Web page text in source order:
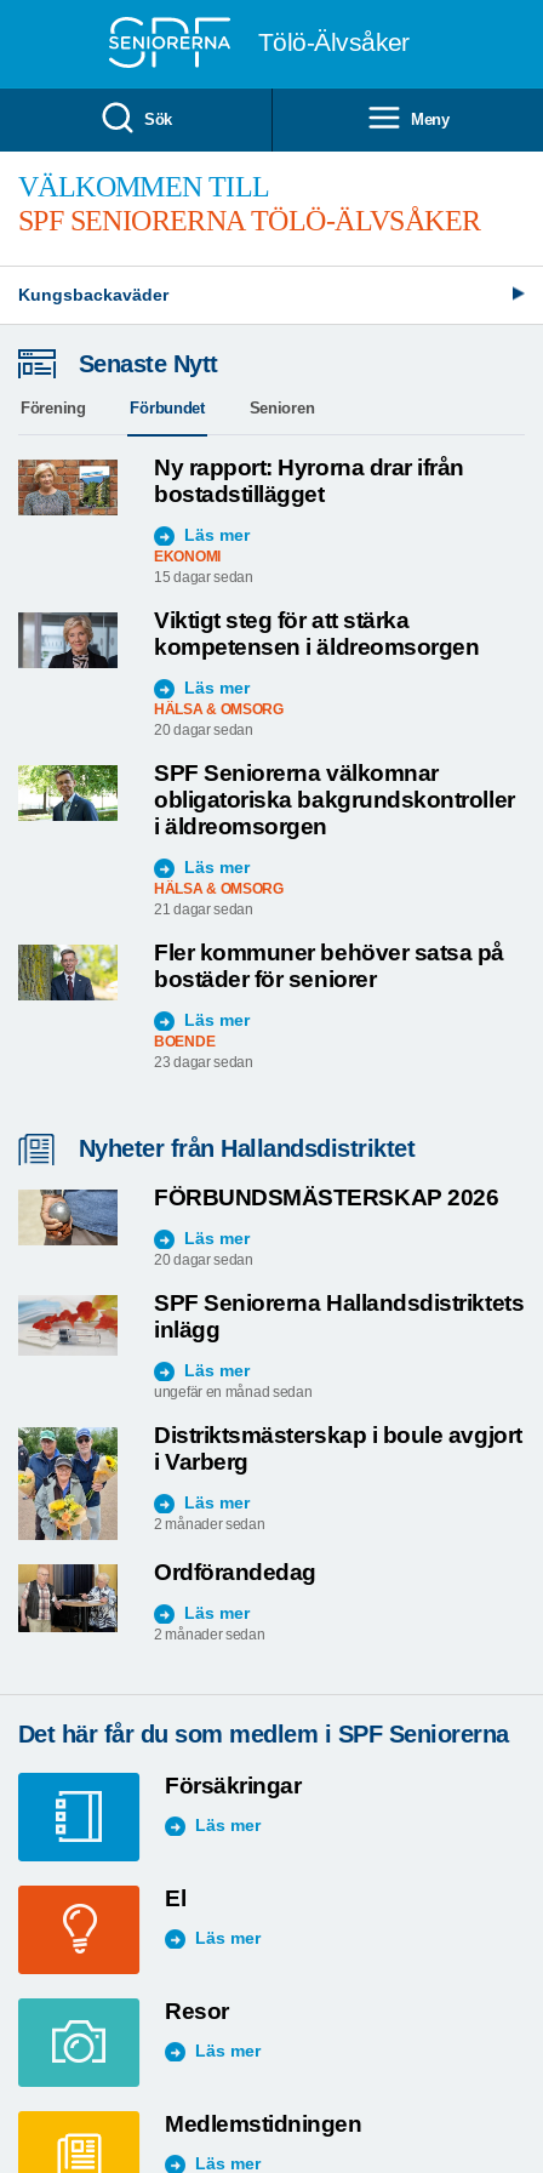
Tölö-Älvsåker
Sök Meny
VÄLKOMMEN TILL
SPF SENIORERNA TÖLÖ-ÄLVSÅKER
Kungsbackaväder
Senaste Nytt
Förening Förbundet Senioren
Ny rapport: Hyrorna drar ifrån
bostadstillägget
Läs mer
EKONOMI
15 dagar sedan
Viktigt steg för att stärka
kompetensen i äldreomsorgen
Läs mer
HÄLSA & OMSORG
20 dagar sedan
SPF Seniorerna välkomnar
obligatoriska bakgrundskontroller
i äldreomsorgen
Läs mer
HÄLSA & OMSORG
21 dagar sedan
Fler kommuner behöver satsa på
bostäder för seniorer
Läs mer
BOENDE
23 dagar sedan
Nyheter från Hallandsdistriktet
FÖRBUNDSMÄSTERSKAP 2026
Läs mer
20 dagar sedan
SPF Seniorerna Hallandsdistriktets
inlägg
Läs mer
ungefär en månad sedan
Distriktsmästerskap i boule avgjort
i Varberg
Läs mer
2 månader sedan
Ordförandedag
Läs mer
2 månader sedan
Det här får du som medlem i SPF Seniorerna
Försäkringar
Läs mer
El
Läs mer
Resor
Läs mer
Medlemstidningen
Läs mer